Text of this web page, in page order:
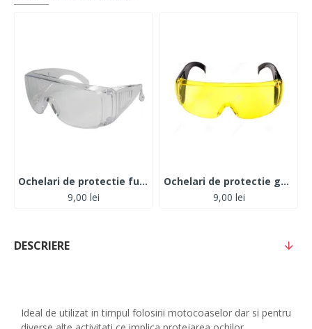
Ochelari de protectie fumurii
9,00 lei
Ochelari de protectie galben
9,00 lei
DESCRIERE
Ideal de utilizat in timpul folosirii motocoaselor dar si pentru